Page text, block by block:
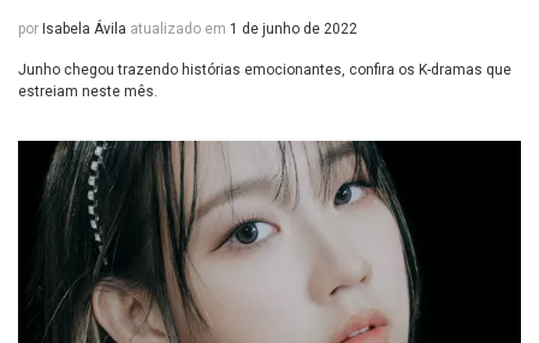
por Isabela Ávila atualizado em 1 de junho de 2022
Junho chegou trazendo histórias emocionantes, confira os K-dramas que
estreiam neste mês.